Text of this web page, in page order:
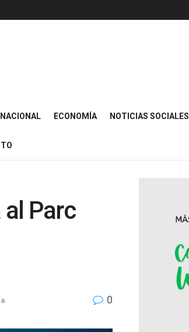
ECONOMÍA NOTICIAS SOCIALES
Parc
0